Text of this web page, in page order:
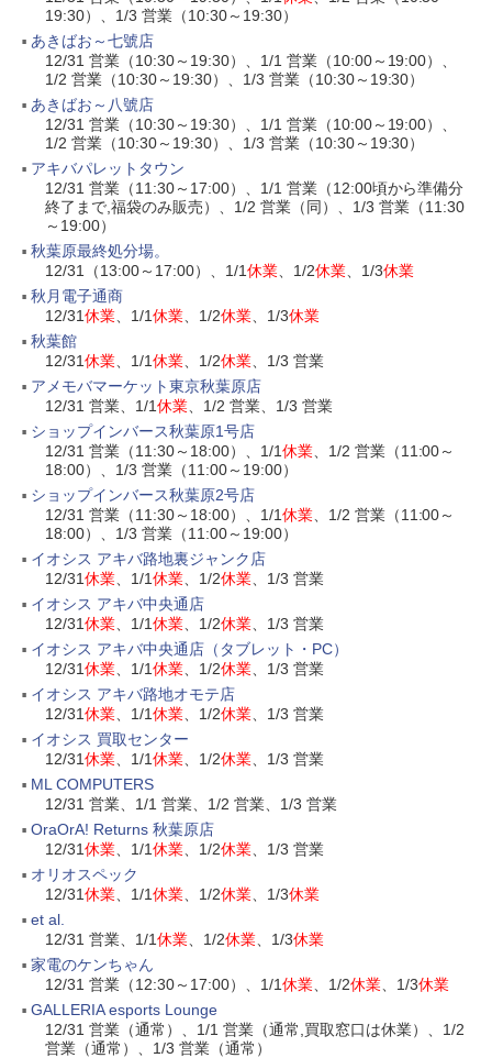
19:30）、1/3 営業（10:30～19:30）
あきばお～七號店
12/31 営業（10:30～19:30）、1/1 営業（10:00～19:00）、
1/2 営業（10:30～19:30）、1/3 営業（10:30～19:30）
あきばお～八號店
12/31 営業（10:30～19:30）、1/1 営業（10:00～19:00）、
1/2 営業（10:30～19:30）、1/3 営業（10:30～19:30）
アキバパレットタウン
12/31 営業（11:30～17:00）、1/1 営業（12:00頃から準備分
終了まで,福袋のみ販売）、1/2 営業（同）、1/3 営業（11:30
～19:00）
秋葉原最終処分場。
12/31（13:00～17:00）、1/1休業、1/2休業、1/3休業
秋月電子通商
12/31休業、1/1休業、1/2休業、1/3休業
秋葉館
12/31休業、1/1休業、1/2休業、1/3 営業
アメモバマーケット東京秋葉原店
12/31 営業、1/1休業、1/2 営業、1/3 営業
ショップインバース秋葉原1号店
12/31 営業（11:30～18:00）、1/1休業、1/2 営業（11:00～
18:00）、1/3 営業（11:00～19:00）
ショップインバース秋葉原2号店
12/31 営業（11:30～18:00）、1/1休業、1/2 営業（11:00～
18:00）、1/3 営業（11:00～19:00）
イオシス アキバ路地裏ジャンク店
12/31休業、1/1休業、1/2休業、1/3 営業
イオシス アキバ中央通店
12/31休業、1/1休業、1/2休業、1/3 営業
イオシス アキバ中央通店（タブレット・PC）
12/31休業、1/1休業、1/2休業、1/3 営業
イオシス アキバ路地オモテ店
12/31休業、1/1休業、1/2休業、1/3 営業
イオシス 買取センター
12/31休業、1/1休業、1/2休業、1/3 営業
ML COMPUTERS
12/31 営業、1/1 営業、1/2 営業、1/3 営業
OraOrA! Returns 秋葉原店
12/31休業、1/1休業、1/2休業、1/3 営業
オリオスペック
12/31休業、1/1休業、1/2休業、1/3休業
et al.
12/31 営業、1/1休業、1/2休業、1/3休業
家電のケンちゃん
12/31 営業（12:30～17:00）、1/1休業、1/2休業、1/3休業
GALLERIA esports Lounge
12/31 営業（通常）、1/1 営業（通常,買取窓口は休業）、1/2
営業（通常）、1/3 営業（通常）